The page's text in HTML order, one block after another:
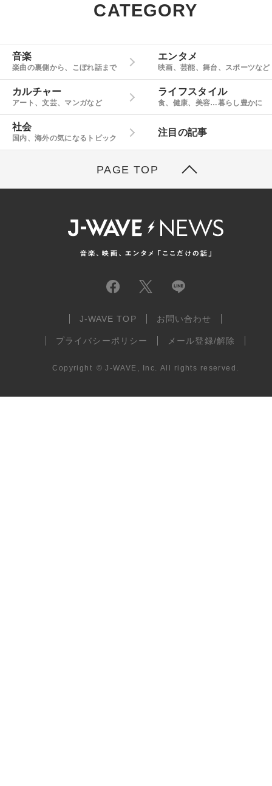
CATEGORY
音楽
楽曲の裏側から、こぼれ話まで
エンタメ
映画、芸能、舞台、スポーツなど
カルチャー
アート、文芸、マンガなど
ライフスタイル
食、健康、美容…暮らし豊かに
社会
国内、海外の気になるトピック
注目の記事
PAGE TOP
J-WAVE TOP お問い合わせ
プライバシーポリシー メール登録/解除
Copyright © J-WAVE, Inc. All rights reserved.